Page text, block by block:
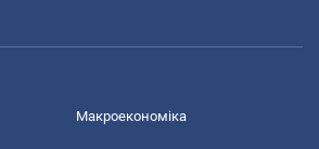
Макроекономіка